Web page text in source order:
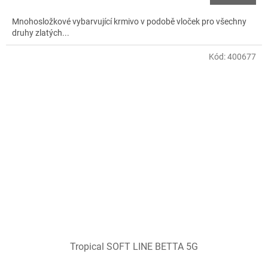
Mnohosložkové vybarvující krmivo v podobě vloček pro všechny
druhy zlatých...
Tropical SOFT LINE BETTA 5G
Kód:400677